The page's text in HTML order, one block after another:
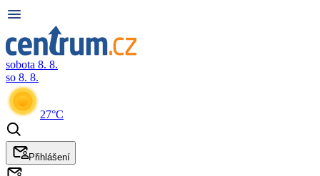
sobota 8. 8.
so 8. 8.
27°C
Přihlášení